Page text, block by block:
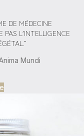
DE MÉDECINE
PAS L'INTELLIGENCE
Mundi